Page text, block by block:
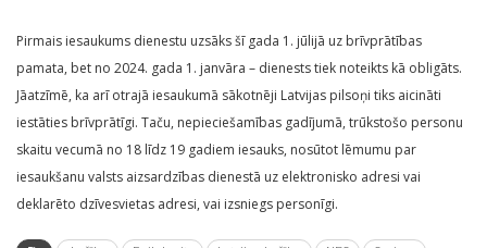
Pirmais iesaukums dienestu uzsāks šī gada 1. jūlijā uz brīvprātības
pamata, bet no 2024. gada 1. janvāra – dienests tiek noteikts kā obligāts.
Jāatzīmē, ka arī otrajā iesaukumā sākotnēji Latvijas pilsoņi tiks aicināti
iestāties brīvprātīgi. Taču, nepieciešamības gadījumā, trūkstošo personu
skaitu vecumā no 18 līdz 19 gadiem iesauks, nosūtot lēmumu par
iesaukšanu valsts aizsardzības dienestā uz elektronisko adresi vai
deklarēto dzīvesvietas adresi, vai izsniegs personīgi.